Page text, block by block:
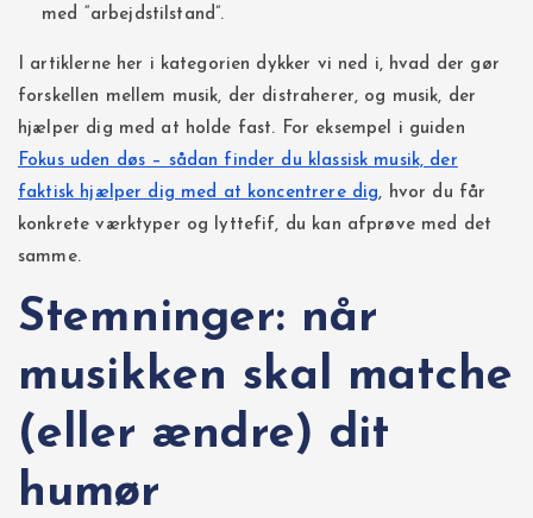
med “arbejdstilstand”.
I artiklerne her i kategorien dykker vi ned i, hvad der gør
forskellen mellem musik, der distraherer, og musik, der
hjælper dig med at holde fast. For eksempel i guiden
Fokus uden døs – sådan finder du klassisk musik, der
faktisk hjælper dig med at koncentrere dig, hvor du får
konkrete værktyper og lyttefif, du kan afprøve med det
samme.
Stemninger: når
musikken skal matche
(eller ændre) dit
humør